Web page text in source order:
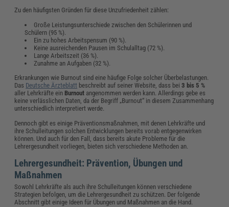
Zu den häufigsten Gründen für diese Unzufriedenheit zählen:
Große Leistungsunterschiede zwischen den Schülerinnen und
Schülern (95 %).
Ein zu hohes Arbeitspensum (90 %).
Keine ausreichenden Pausen im Schulalltag (72 %).
Lange Arbeitszeit (36 %).
Zunahme an Aufgaben (32 %).
Erkrankungen wie Burnout sind eine häufige Folge solcher Überbelastungen.
Das Deutsche Ärzteblatt beschreibt auf seiner Website, dass bei3 bis 5 %
aller Lehrkräfte ein Burnout angenommen werden kann. Allerdings gebe es
keine verlässlichen Daten, da der Begriff „Burnout“ in diesem Zusammenhang
unterschiedlich interpretiert werde.
Dennoch gibt es einige Präventionsmaßnahmen, mit denen Lehrkräfte und
ihre Schulleitungen solchen Entwicklungen bereits vorab entgegenwirken
können. Und auch für den Fall, dass bereits akute Probleme für die
Lehrergesundheit vorliegen, bieten sich verschiedene Methoden an.
Lehrergesundheit: Prävention, Übungen und
Maßnahmen
Sowohl Lehrkräfte als auch ihre Schulleitungen können verschiedene
Strategien befolgen, um die Lehrergesundheit zu schützen. Der folgende
Abschnitt gibt einige Ideen für Übungen und Maßnahmen an die Hand.